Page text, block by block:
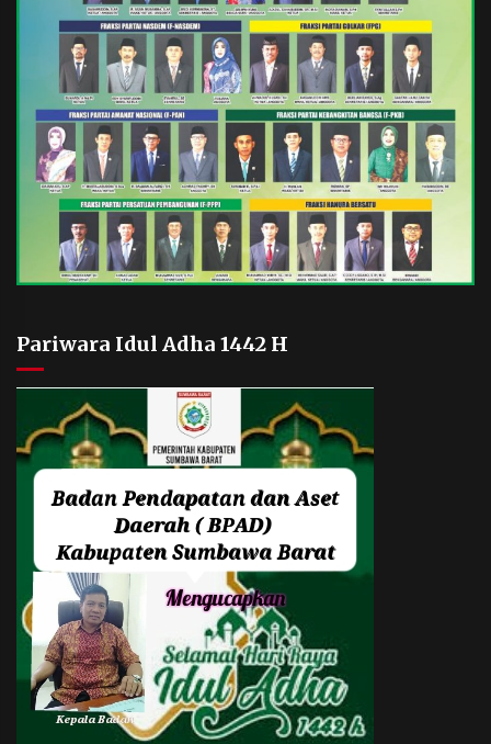
Pariwara Idul Adha 1442 H